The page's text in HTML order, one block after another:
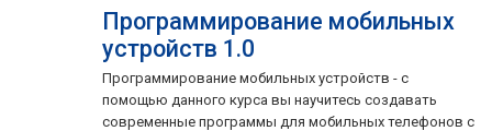
Программирование мобильных
устройств 1.0
Программирование мобильных устройств - с
помощью данного курса вы научитесь создавать
современные программы для мобильных телефонов с